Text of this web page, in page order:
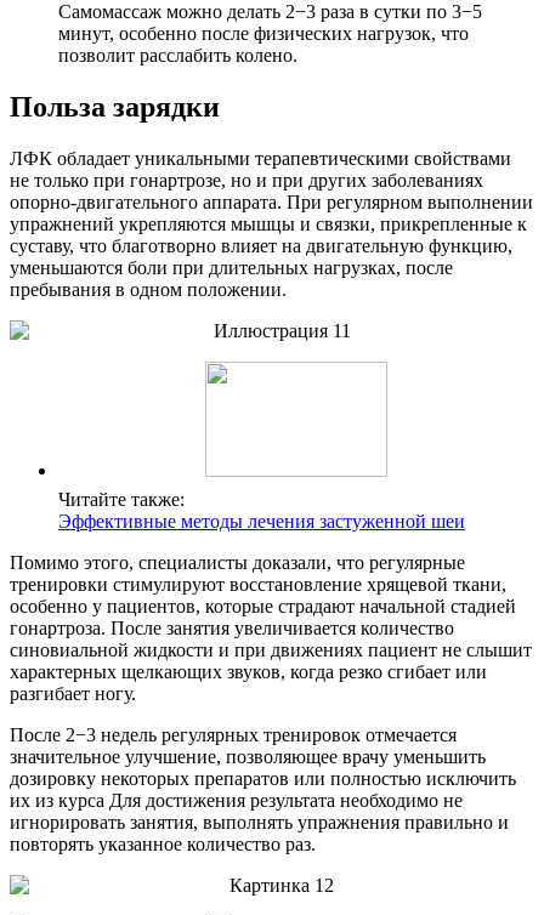
Самомассаж можно делать 2−3 раза в сутки по 3−5
минут, особенно после физических нагрузок, что
позволит расслабить колено.
Польза зарядки
ЛФК обладает уникальными терапевтическими свойствами
не только при гонартрозе, но и при других заболеваниях
опорно-двигательного аппарата. При регулярном выполнении
упражнений укрепляются мышцы и связки, прикрепленные к
суставу, что благотворно влияет на двигательную функцию,
уменьшаются боли при длительных нагрузках, после
пребывания в одном положении.
Читайте также:
Эффективные методы лечения застуженной шеи
Помимо этого, специалисты доказали, что регулярные
тренировки стимулируют восстановление хрящевой ткани,
особенно у пациентов, которые страдают начальной стадией
гонартроза. После занятия увеличивается количество
синовиальной жидкости и при движениях пациент не слышит
характерных щелкающих звуков, когда резко сгибает или
разгибает ногу.
После 2−3 недель регулярных тренировок отмечается
значительное улучшение, позволяющее врачу уменьшить
дозировку некоторых препаратов или полностью исключить
их из курса Для достижения результата необходимо не
игнорировать занятия, выполнять упражнения правильно и
повторять указанное количество раз.